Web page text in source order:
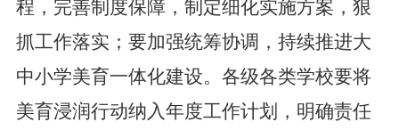
程，完善制度保障，制定细化实施方案，狠
抓工作落实；要加强统筹协调，持续推进大
中小学美育一体化建设。各级各类学校要将
美育浸润行动纳入年度工作计划，明确责任